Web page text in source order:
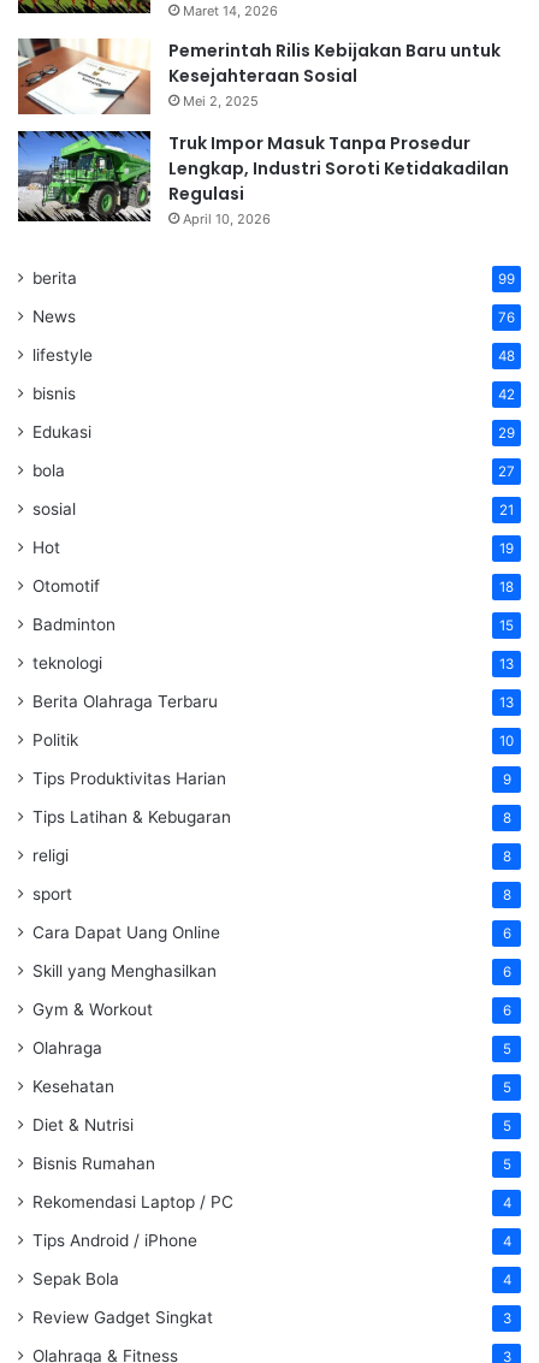
Maret 14, 2026
Pemerintah Rilis Kebijakan Baru untuk
Kesejahteraan Sosial
Mei 2, 2025
Truk Impor Masuk Tanpa Prosedur
Lengkap, Industri Soroti Ketidakadilan
Regulasi
April 10, 2026
berita 99
News 76
lifestyle 48
bisnis 42
Edukasi 29
bola 27
sosial 21
Hot 19
Otomotif 18
Badminton 15
teknologi 13
Berita Olahraga Terbaru 13
Politik 10
Tips Produktivitas Harian 9
Tips Latihan & Kebugaran 8
religi 8
sport 8
Cara Dapat Uang Online 6
Skill yang Menghasilkan 6
Gym & Workout 6
Olahraga 5
Kesehatan 5
Diet & Nutrisi 5
Bisnis Rumahan 5
Rekomendasi Laptop / PC 4
Tips Android / iPhone 4
Sepak Bola 4
Review Gadget Singkat 3
Olahraga & Fitness 3